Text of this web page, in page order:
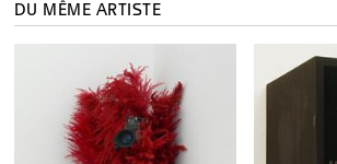
DU MÊME ARTISTE